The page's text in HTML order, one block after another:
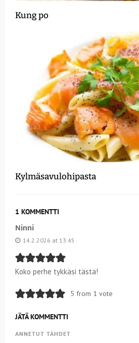
Kung po
Kylmäsavulohipasta
1 KOMMENTTI
Ninni
14.2.2026 at 13:45
Koko perhe tykkäsi tästä!
5 from 1 vote
JÄTÄ KOMMENTTI
ANNETUT TÄHDET